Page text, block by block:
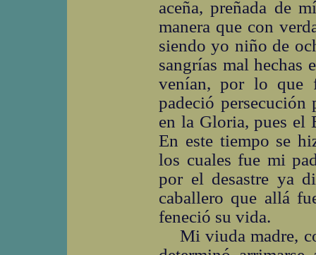
aceña, preñada de
manera que con
siendo yo niño de
sangrías mal hechas
venían, por lo que
padeció
en la Gloria, pues el
En este tiempo se
los cuales fue mi
por el desastre ya
caballero que allá
feneció su vida.
Mi viuda madre,